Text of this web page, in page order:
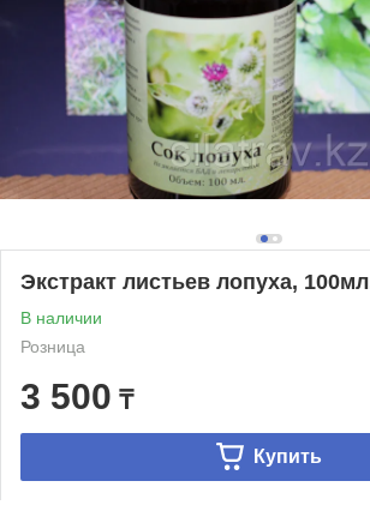
Экстракт листьев лопуха,
В наличии
Розница
3 500 ₸
Купить